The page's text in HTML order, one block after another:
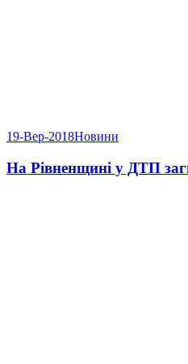
19-Вер-2018Новини
На Рівненщині у ДТП